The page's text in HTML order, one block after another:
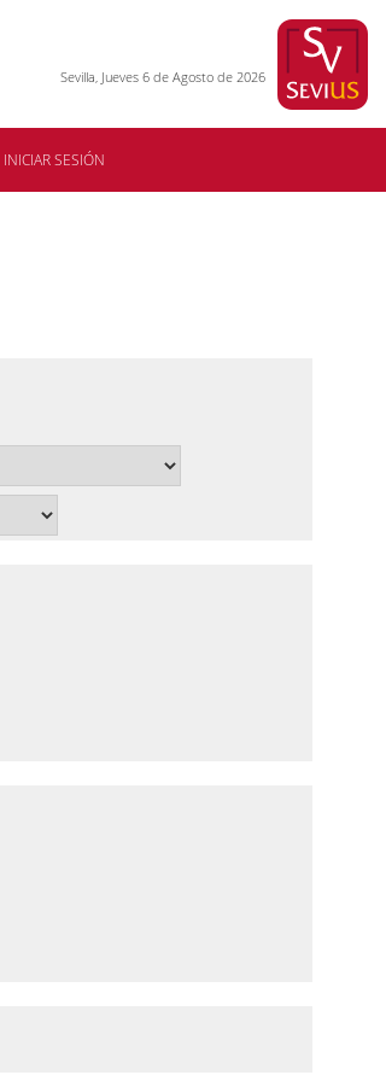
Sevilla, Jueves 6 de Agosto de 2026
INICIAR SESIÓN